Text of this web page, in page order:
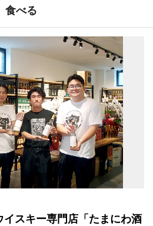
食べる
スキー専門店「たまにわ酒